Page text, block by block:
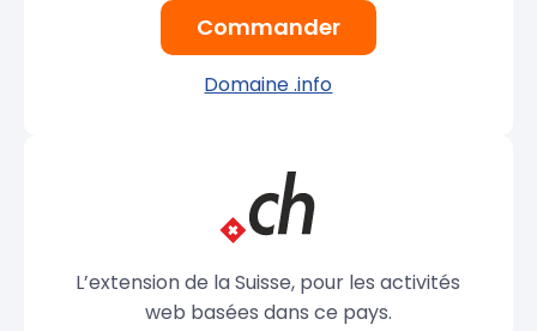
Commander
Domaine .info
L’extension de la Suisse, pour les activités
web basées dans ce pays.